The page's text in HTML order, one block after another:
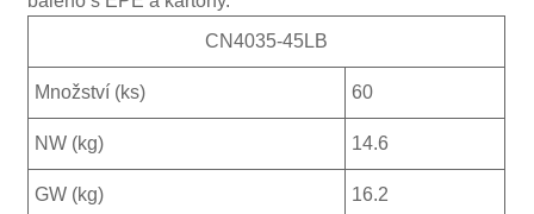
CN4035-45LB
Množství (ks) 60
NW (kg) 14.6
GW (kg) 16.2